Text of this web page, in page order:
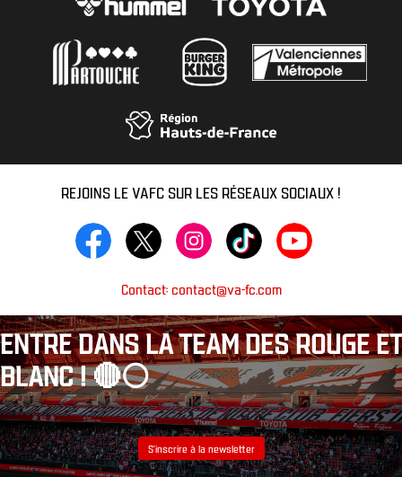
REJOINS LE VAFC SUR LES RÉSEAUX SOCIAUX !
Contact: contact@va-fc.com
ENTRE DANS LA TEAM DES ROUGE ET
BLANC ! 🔴⚪️
S’inscrire à la newsletter